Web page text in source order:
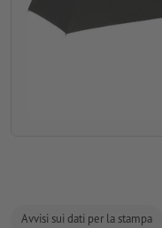
Avvisi sui dati per la stampa